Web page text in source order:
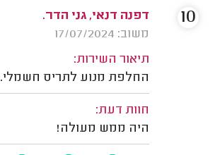
דפנה דנאי, גני הדר.
משוב: 17/07/2024
תיאור השירות:
החלפת מנוע לתריס חשמלי.
חוות דעת:
היה ממש מעולה!
10